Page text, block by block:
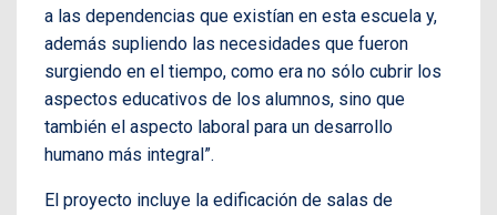
a las dependencias que existían en esta escuela y,
además supliendo las necesidades que fueron
surgiendo en el tiempo, como era no sólo cubrir los
aspectos educativos de los alumnos, sino que
también el aspecto laboral para un desarrollo
humano más integral”.
El proyecto incluye la edificación de salas de